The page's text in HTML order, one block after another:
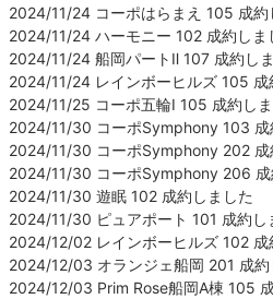
2024/11/24 コーポはらまえ 105 成約
2024/11/24 ハーモニー 102 成約しま
2024/11/24 船岡パートⅡ 107 成約し
2024/11/24 レインボーヒルズ 105 成
2024/11/25 コーポ五輪Ⅰ 105 成約し
2024/11/30 コーポSymphony 103 成
2024/11/30 コーポSymphony 202 成
2024/11/30 コーポSymphony 206 成
2024/11/30 遊眠 102 成約しました
2024/11/30 ピュアポート 101 成約し
2024/12/02 レインボーヒルズ 102 成
2024/12/03 オランジェ船岡 201 成約
2024/12/03 Prim Rose船岡A棟 105